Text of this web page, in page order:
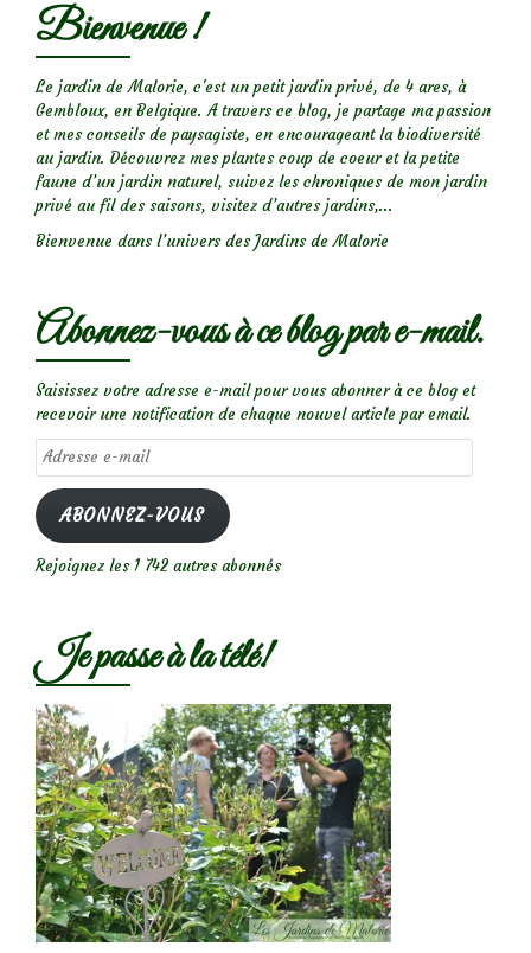
Bienvenue !
Le jardin de Malorie, c'est un petit jardin privé, de 4 ares, à
Gembloux, en Belgique. A travers ce blog, je partage ma passion
et mes conseils de paysagiste, en encourageant la biodiversité
au jardin. Découvrez mes plantes coup de coeur et la petite
faune d’un jardin naturel, suivez les chroniques de mon jardin
privé au fil des saisons, visitez d’autres jardins,...
Bienvenue dans l’univers des Jardins de Malorie
Abonnez-vous à ce blog par e-mail.
Saisissez votre adresse e-mail pour vous abonner à ce blog et
recevoir une notification de chaque nouvel article par email.
Adresse
e-
mail
ABONNEZ-VOUS
Rejoignez les 1 742 autres abonnés
Je passe à la télé!